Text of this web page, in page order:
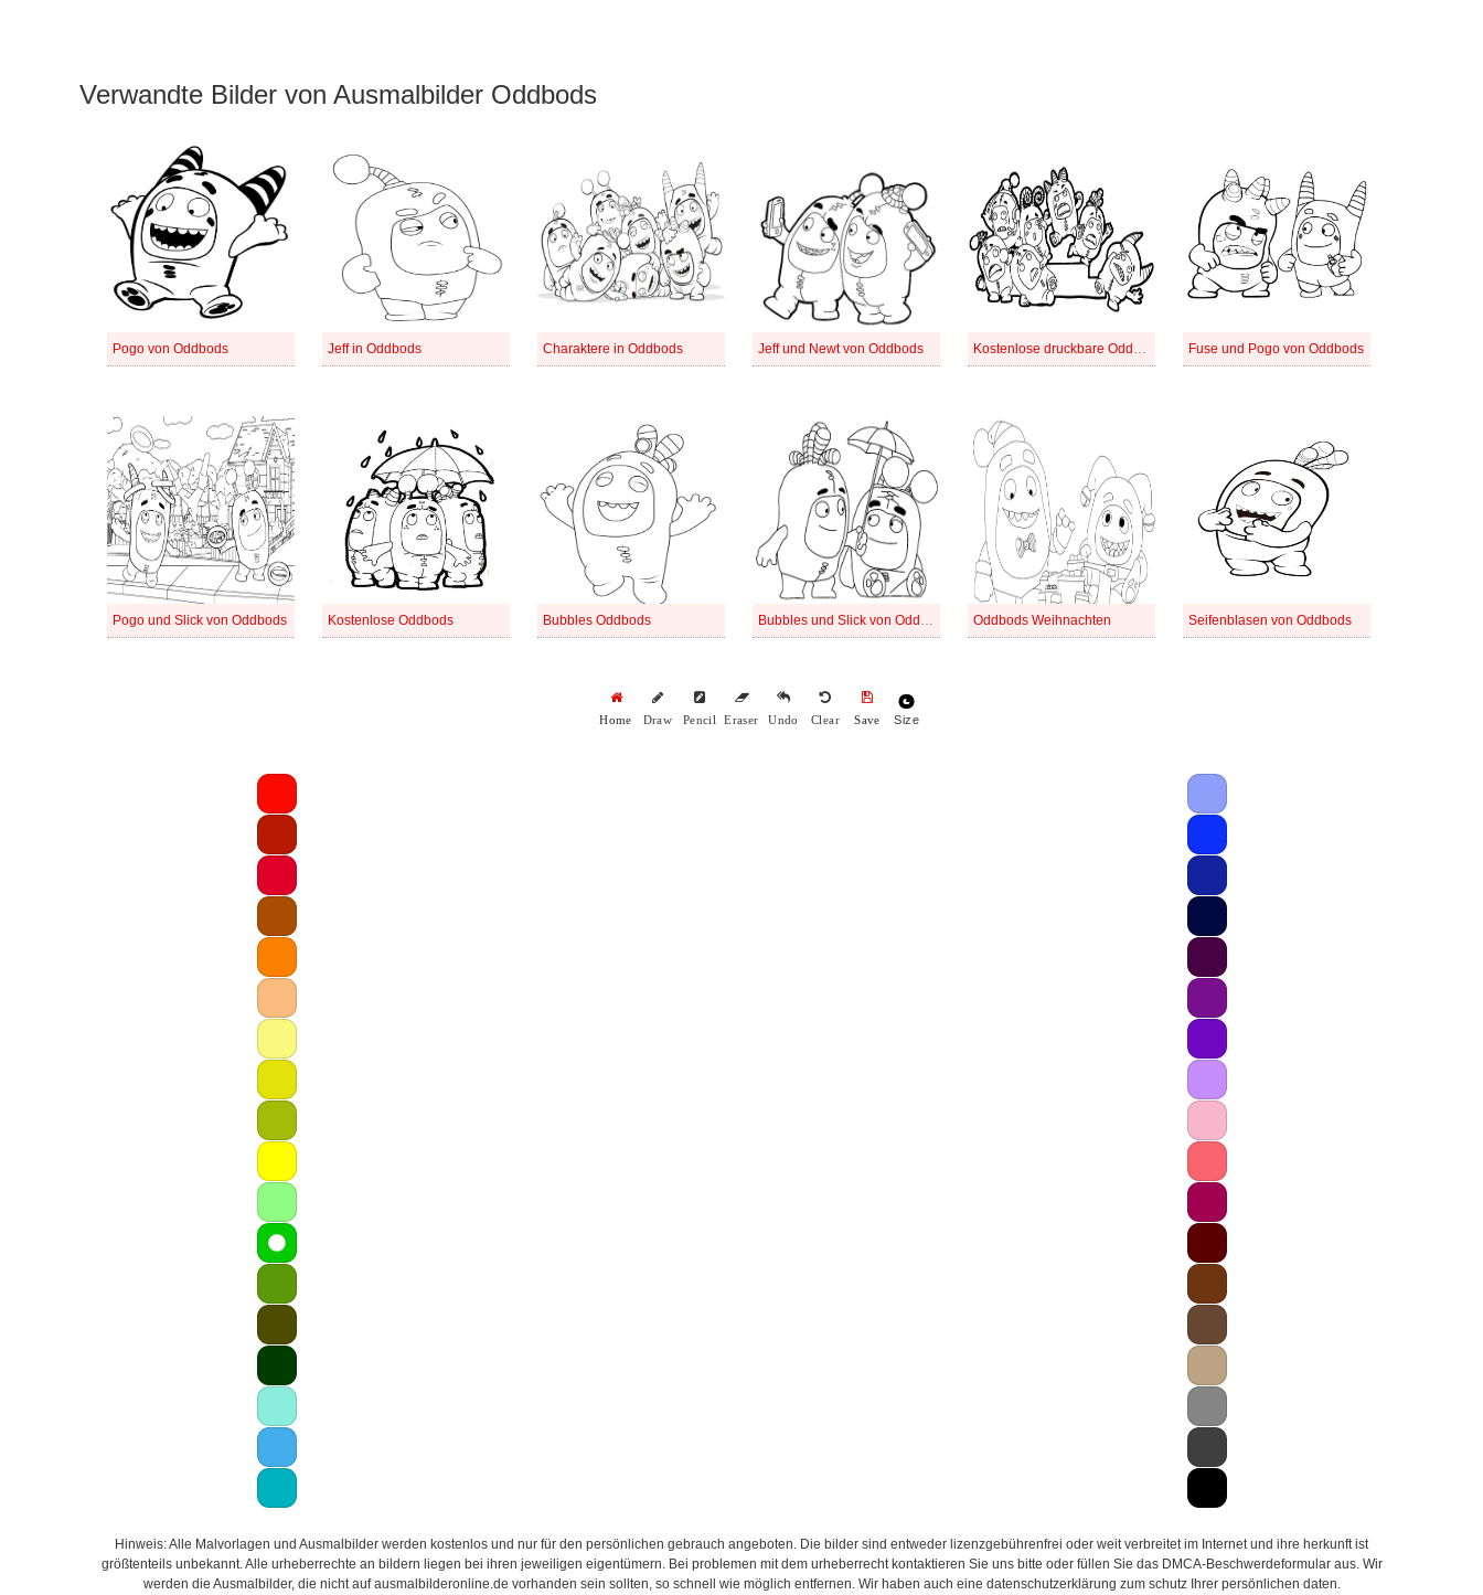
Verwandte Bilder von Ausmalbilder Oddbods
Pogo von Oddbods Jeff in Oddbods Charaktere in Oddbods Jeff und Newt von Oddbods Kostenlose druckbare Oddbods Fuse und Pogo von Oddbods
Pogo und Slick von Oddbods Kostenlose Oddbods Bubbles Oddbods Bubbles und Slick von Oddbods Oddbods Weihnachten Seifenblasen von Oddbods
Home Draw Pencil Eraser Undo Clear Save Size
Hinweis: Alle Malvorlagen und Ausmalbilder werden kostenlos und nur für den persönlichen gebrauch angeboten. Die bilder sind entweder lizenzgebührenfrei oder weit verbreitet im Internet und ihre herkunft ist
größtenteils unbekannt. Alle urheberrechte an bildern liegen bei ihren jeweiligen eigentümern. Bei problemen mit dem urheberrecht kontaktieren Sie uns bitte oder füllen Sie das DMCA-Beschwerdeformular aus. Wir
werden die Ausmalbilder, die nicht auf ausmalbilderonline.de vorhanden sein sollten, so schnell wie möglich entfernen. Wir haben auch eine datenschutzerklärung zum schutz Ihrer persönlichen daten.